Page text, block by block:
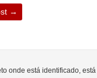
→
onde está identificado,